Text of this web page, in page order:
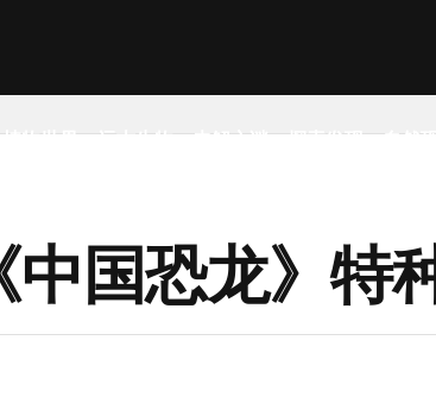
植物世界 远古生物 未解之谜 探索发现 自然
中国恐龙》特